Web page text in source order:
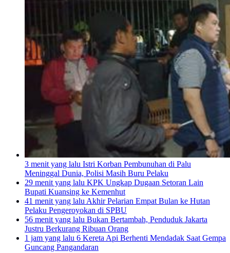
3 menit yang lalu Istri Korban Pembunuhan di Palu
Meninggal Dunia, Polisi Masih Buru Pelaku
29 menit yang lalu KPK Ungkap Dugaan Setoran Lain
Bupati Kuansing ke Kemenhut
41 menit yang laluAkhir Pelarian Empat Bulan ke Hutan
Pelaku Pengeroyokan di SPBU
56 menit yang lalu Bukan Bertambah, Penduduk Jakarta
Justru Berkurang Ribuan Orang
1 jam yang lalu 6 Kereta Api Berhenti Mendadak Saat Gempa
Guncang Pangandaran